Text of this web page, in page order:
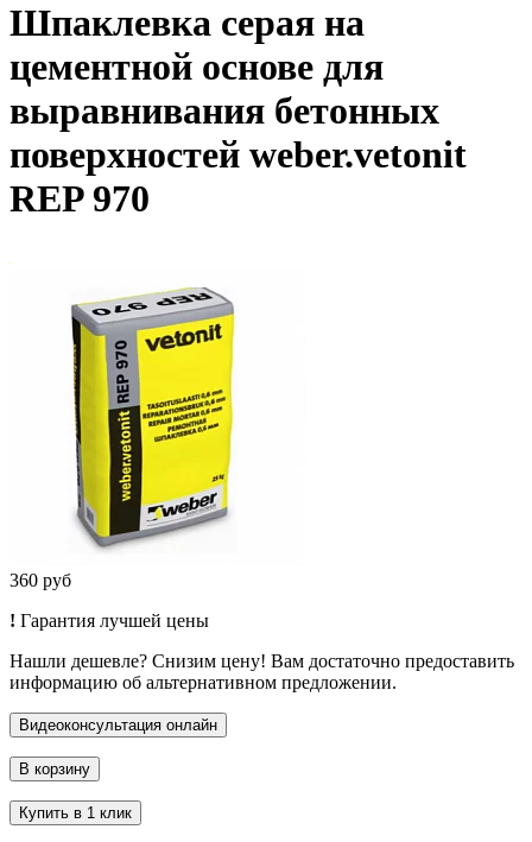
Шпаклевка серая на
цементной основе для
выравнивания бетонных
поверхностей weber.vetonit
REP 970
360 руб
! Гарантия лучшей цены
Нашли дешевле? Снизим цену! Вам достаточно предоставить
информацию об альтернативном предложении.